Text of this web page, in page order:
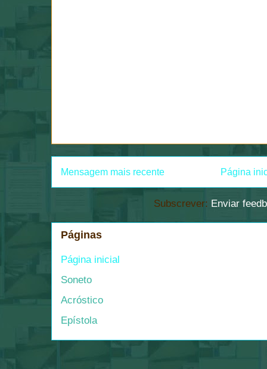
Mensagem mais recente Página
Subscrever: Enviar
Páginas
Página inicial
Soneto
Acróstico
Epístola